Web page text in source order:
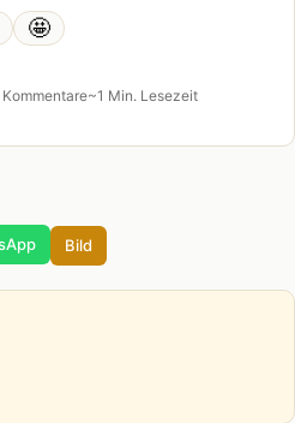
🤩
~1 Min. Lesezeit
Bild